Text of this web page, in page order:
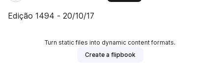
Edição 1494 - 20/10/17
Turn static files into dynamic content formats.
Create a flipbook